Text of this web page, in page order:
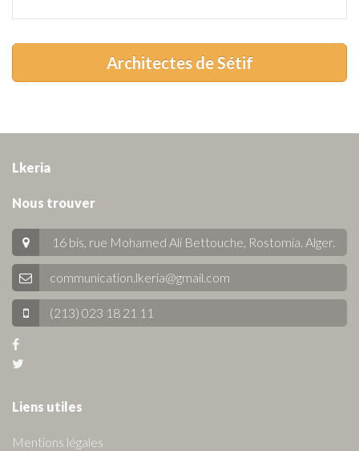
Architectes de Sétif
Lkeria
Nous trouver
16 bis, rue Mohamed Ali Bettouche, Rostomia. Alger.
communication.lkeria@gmail.com
(213) 023 18 21 11
Liens utiles
Mentions légales